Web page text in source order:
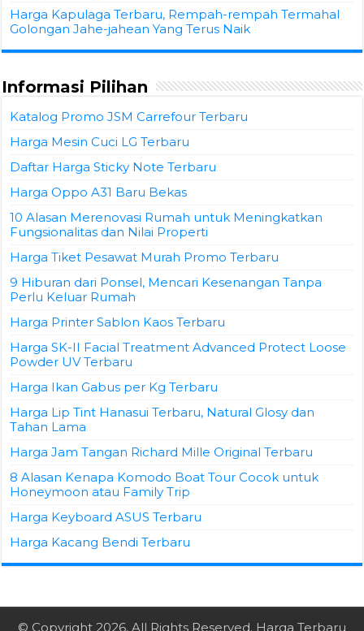
Harga Kapulaga Terbaru, Rempah-rempah Termahal
Golongan Jahe-jahean Yang Terus Naik
Informasi Pilihan
Katalog Promo JSM Carrefour Terbaru
Harga Mesin Cuci LG Terbaru
Daftar Harga Sticky Note Terbaru
Harga Oppo A31 Baru Bekas
10 Alasan Merenovasi Rumah untuk Meningkatkan
Fungsionalitas dan Nilai Properti
Harga Tiket Pesawat Murah Promo Terbaru
9 Hiburan dari Ponsel, Mencari Kesenangan Tanpa
Perlu Keluar Rumah
Harga Printer Sablon Kaos Terbaru
Harga SK-II Facial Treatment Advanced Protect Loose
Powder UV Terbaru
Harga Ikan Gabus per Kg Terbaru
Harga Lip Tint Hanasui Terbaru, Natural Glosy dan
Tahan Lama
Harga Jam Tangan Richard Mille Original Terbaru
8 Alasan Kenapa Komodo Boat Tour Cocok untuk
Honeymoon atau Family Trip
Harga Keyboard ASUS Terbaru
Harga Kacang Bendi Terbaru
© Copyright 2026, All Rights Reserved. Harga Terbaru